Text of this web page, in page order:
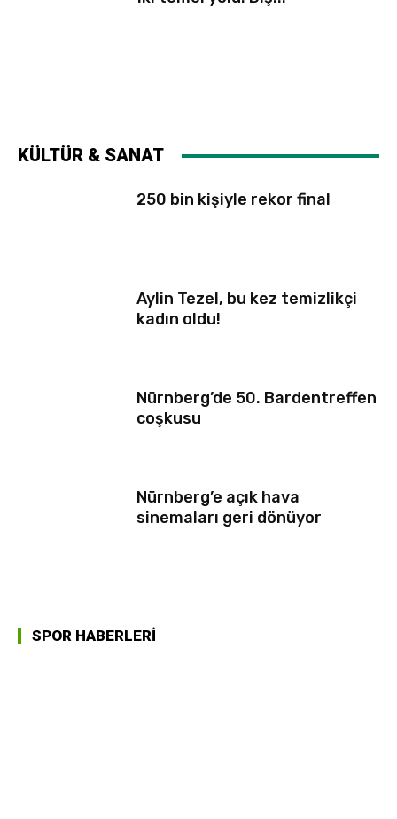
KÜLTÜR & SANAT
250 bin kişiyle rekor final
Aylin Tezel, bu kez temizlikçi
kadın oldu!
Nürnberg’de 50. Bardentreffen
coşkusu
Nürnberg’e açık hava
sinemaları geri dönüyor
SPOR HABERLERİ